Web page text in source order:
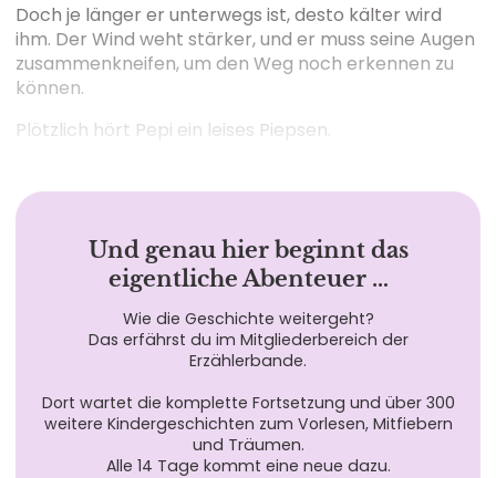
Doch je länger er unterwegs ist, desto kälter wird
ihm. Der Wind weht stärker, und er muss seine Augen
zusammenkneifen, um den Weg noch erkennen zu
können.
Plötzlich hört Pepi ein leises Piepsen.
Und genau hier beginnt das
eigentliche Abenteuer …
Wie die Geschichte weitergeht?
Das erfährst du im Mitgliederbereich der
Erzählerbande.
Dort wartet die komplette Fortsetzung und über 300
weitere Kindergeschichten zum Vorlesen, Mitfiebern
und Träumen.
Alle 14 Tage kommt eine neue dazu.